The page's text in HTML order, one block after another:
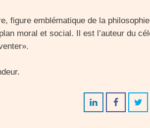
figure emblématique de la
moral et social. Il est l’auteur du